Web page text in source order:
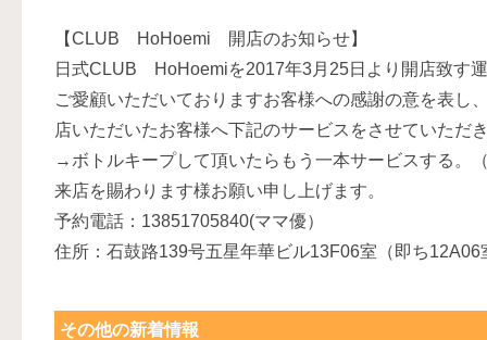
【CLUB HoHoemi 開店のお知らせ】
日式CLUB HoHoemiを2017年3月25日より開店致す
ご愛顧いただいておりますお客様への感謝の意を表し
店いただいたお客様へ下記のサービスをさせていただ
→ボトルキープして頂いたらもう一本サービスする。
来店を賜わります様お願い申し上げます。
予約電話：13851705840(ママ優）
住所：石鼓路139号五星年華ビル13F06室（即ち12A06
その他の新着情報